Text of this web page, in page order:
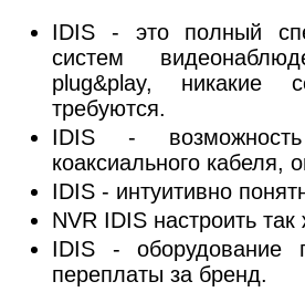
IDIS - это полный
систем
plug&play, никакие
требуются.
IDIS -
коаксиального кабеля,
IDIS - интуитивно
NVR IDIS настроить
IDIS -
переплаты за бренд.